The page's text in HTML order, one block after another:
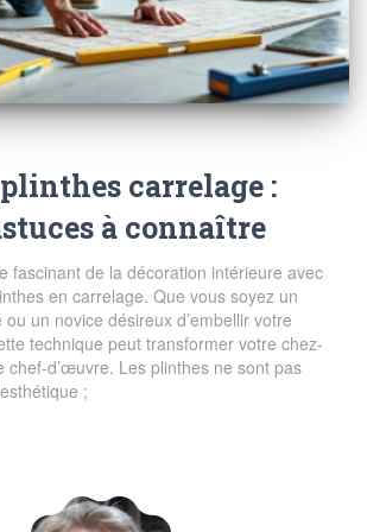
carrelage :
à connaître
fascinant de la décoration intérieure avec
en carrelage. Que vous soyez un
un novice désireux d’embellir votre
technique peut transformer votre chez-
chef-d’œuvre. Les plinthes ne sont pas
;